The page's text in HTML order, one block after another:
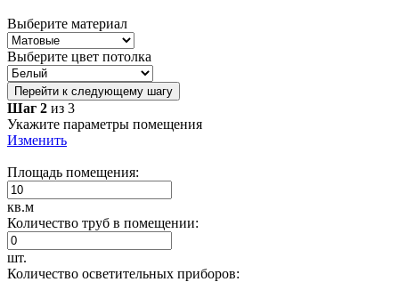
Выберите материал
Выберите цвет потолка
Перейти к следующему шагу
Шаг 2 из 3
Укажите параметры помещения
Изменить
Площадь помещения:
кв.м
Количество труб в помещении:
шт.
Количество осветительных приборов: